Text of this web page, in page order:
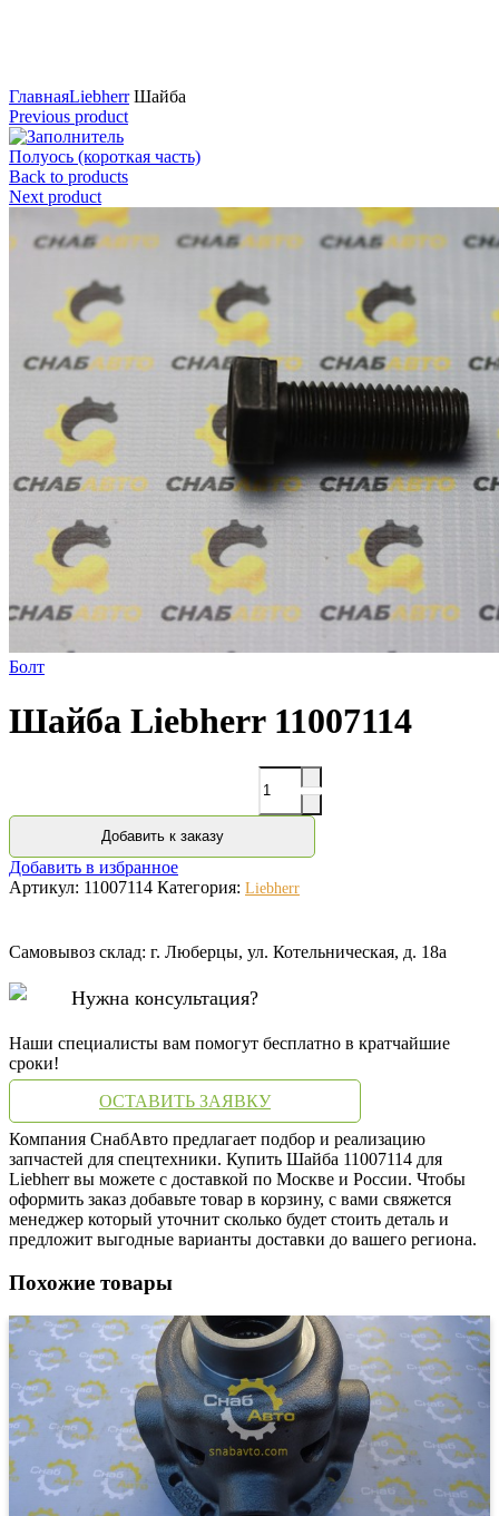
ГлавнаяLiebherrШайба
Previous product
Полуось (короткая часть)
Back to products
Next product
Болт
Шайба Liebherr 11007114
Количество
Добавить к заказу
Добавить в избранное
Артикул: 11007114 Категория: Liebherr
Самовывоз склад: г. Люберцы, ул. Котельническая, д. 18а
Нужна консультация?
Наши специалисты вам помогут бесплатно в кратчайшие
сроки!
ОСТАВИТЬ ЗАЯВКУ
Компания СнабАвто предлагает подбор и реализацию
запчастей для спецтехники. Купить Шайба 11007114 для
Liebherr вы можете с доставкой по Москве и России. Чтобы
оформить заказ добавьте товар в корзину, с вами свяжется
менеджер который уточнит сколько будет стоить деталь и
предложит выгодные варианты доставки до вашего региона.
Похожие товары